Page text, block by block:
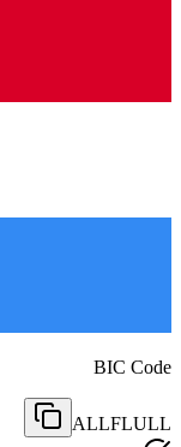
BIC Code
ALLFLULL